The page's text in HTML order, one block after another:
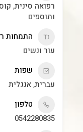
רפואה סינית,
ותוספים
התמחות
עור ונשים
שפות
עברית, אנגלית
טלפון
0542280835